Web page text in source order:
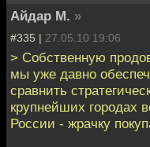
Айдар М. »
#335 | 27.05.10 19:06
> Собственную
мы уже давно
сравнить
крупнейших
России - жрачку